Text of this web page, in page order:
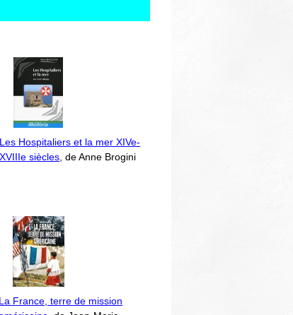
Les Hospitaliers et la mer XIVe-
XVIIIe siècles , de Anne Brogini
La France, terre de mission